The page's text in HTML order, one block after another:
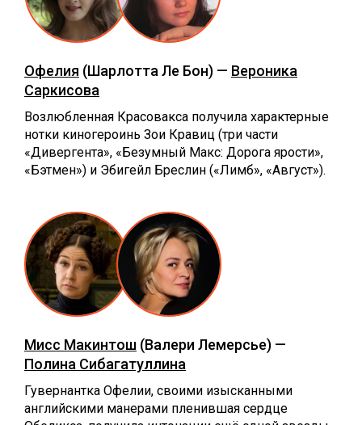
Офелия (Шарлотта Ле Бон) — Вероника
Саркисова
Возлюбленная Красовакса получила характерные
нотки киногероинь Зои Кравиц (три части
«Дивергента», «Безумный Макс: Дорога ярости»,
«Бэтмен») и Эбигейл Бреслин («Лимб», «Август»).
Мисс Макинтош (Валери Лемерсье) —
Полина Сибагатуллина
Гувернантка Офелии, своими изысканными
английскими манерами пленившая сердце